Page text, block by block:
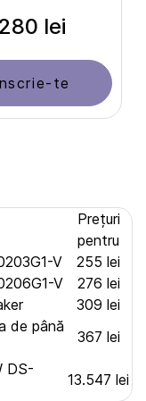
280 lei
te
Prețuri
pentru
V
255 lei
V
276 lei
309 lei
de până
367 lei
DS-
13.547 lei